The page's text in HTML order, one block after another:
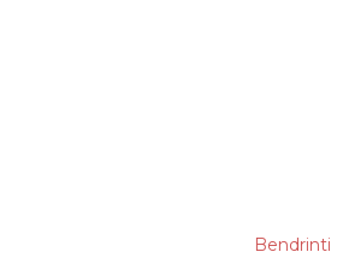
Bendrinti